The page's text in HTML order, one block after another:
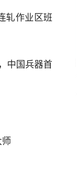
轧作业区班
中国兵器首